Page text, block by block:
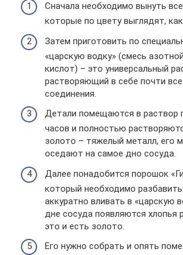
Сначала необходимо вынуть
которые по цвету выглядят,
Затем приготовить по
«царскую водку» (смесь
кислот) – это универсальный
растворяющий в себе почти все
соединения.
Детали помещаются в раствор
часов и полностью
золото – тяжелый металл, его
оседают на самое дно сосуда.
Далее понадобится порошок
который необходимо
аккуратно вливать в «царскую
дне сосуда появляются хлопья
это и есть золото.
Его нужно собрать и опять